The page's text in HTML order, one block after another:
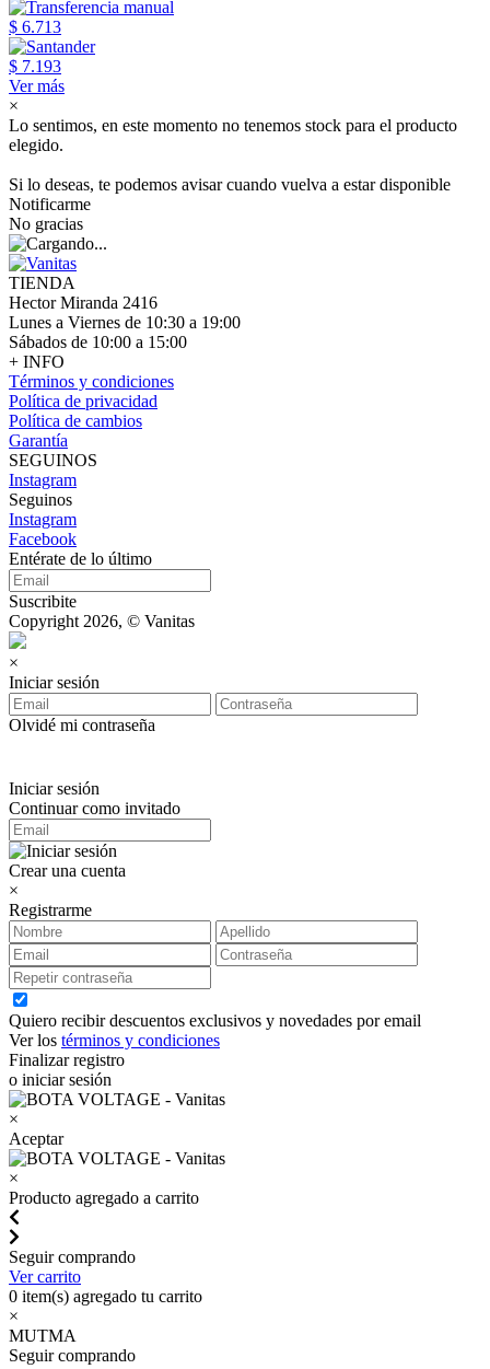
$ 6.713
$ 7.193
Ver más
×
Lo sentimos, en este momento no tenemos stock para el producto
elegido.
Si lo deseas, te podemos avisar cuando vuelva a estar disponible
Notificarme
No gracias
TIENDA
Hector Miranda 2416
Lunes a Viernes de 10:30 a 19:00
Sábados de 10:00 a 15:00
+ INFO
Términos y condiciones
Política de privacidad
Política de cambios
Garantía
SEGUINOS
Instagram
Seguinos
Instagram
Facebook
Entérate de lo último
Suscribite
Copyright 2026, © Vanitas
×
Iniciar sesión
Olvidé mi contraseña
Iniciar sesión
Continuar como invitado
Crear una cuenta
×
Registrarme
Quiero recibir descuentos exclusivos y novedades por email
Ver los términos y condiciones
Finalizar registro
o iniciar sesión
×
Aceptar
×
Producto agregado a carrito
Seguir comprando
Ver carrito
0 item(s) agregado tu carrito
×
MUTMA
Seguir comprando